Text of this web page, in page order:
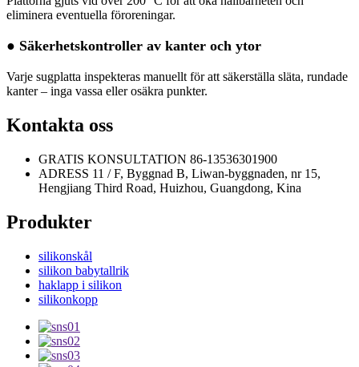
eliminera eventuella föroreningar.
● Säkerhetskontroller av kanter och ytor
Varje sugplatta inspekteras manuellt för att säkerställa släta, rundade
kanter – inga vassa eller osäkra punkter.
Kontakta oss
GRATIS KONSULTATION 86-13536301900
ADRESS 11 / F, Byggnad B, Liwan-byggnaden, nr 15,
Hengjiang Third Road, Huizhou, Guangdong, Kina
Produkter
silikonskål
silikon babytallrik
haklapp i silikon
silikonkopp